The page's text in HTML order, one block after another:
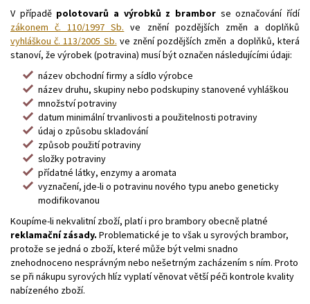
V případě polotovarů a výrobků z brambor se označování řídí
zákonem č. 110/1997 Sb. ve znění pozdějších změn a doplňků
vyhláškou č. 113/2005 Sb. ve znění pozdějších změn a doplňků, která
stanoví, že výrobek (potravina) musí být označen následujícími údaji:
název obchodní firmy a sídlo výrobce
název druhu, skupiny nebo podskupiny stanovené vyhláškou
množství potraviny
datum minimální trvanlivosti a použitelnosti potraviny
údaj o způsobu skladování
způsob použití potraviny
složky potraviny
přídatné látky, enzymy a aromata
vyznačení, jde-li o potravinu nového typu anebo geneticky
modifikovanou
Koupíme-li nekvalitní zboží, platí i pro brambory obecně platné
reklamační zásady. Problematické je to však u syrových brambor,
protože se jedná o zboží, které může být velmi snadno
znehodnoceno nesprávným nebo nešetrným zacházením s ním. Proto
se při nákupu syrových hlíz vyplatí věnovat větší péči kontrole kvality
nabízeného zboží.